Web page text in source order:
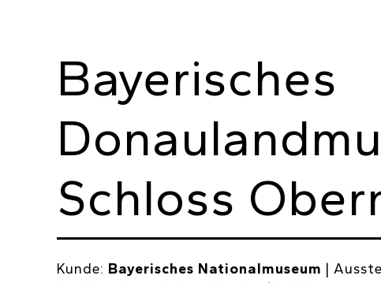
Bayerisches
Schloss
Kunde: Bayerisches Nationalmuseum |